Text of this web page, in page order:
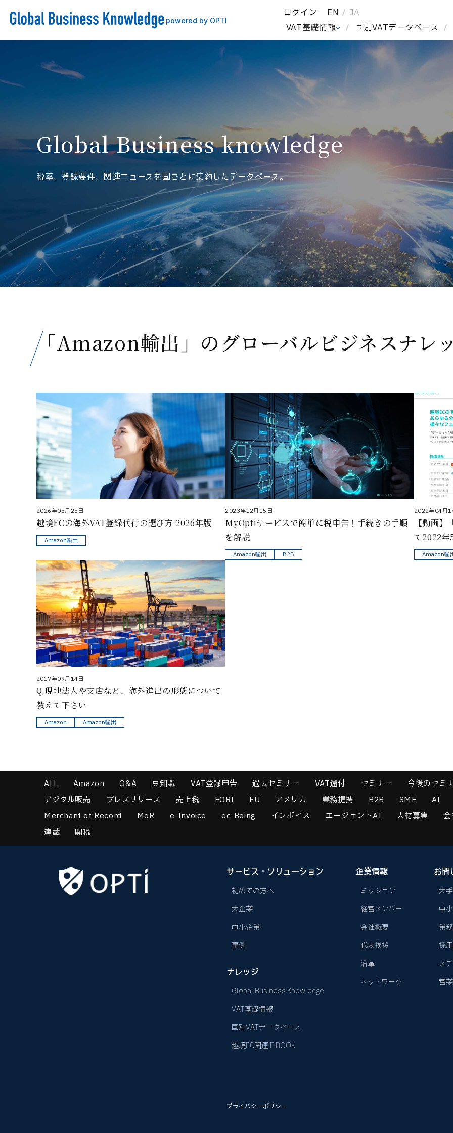
powered by OPTI
VAT基礎情報 国別VATデータベース
ログイン EN JA
Global Business knowledge
税率、登録要件、関連ニュースを国ごとに集約したデータベース。
「Amazon輸出」のグローバルビジネスナレ
2026年05月25日
越境ECの海外VAT登録代行の選び方 2026年版
Amazon輸出
2023年12月15日
MyOptiサービスで簡単に税申告！手続きの手順
を解説
Amazon輸出 B2B
2022年04月
【動画
て2022年
Amazon輸
2017年09月14日
Q,現地法人や支店など、海外進出の形態について
教えて下さい
Amazon Amazon輸出
ALL Amazon Q&A 豆知識 VAT登録申告 過去セミナー VAT還付 セミナー
今後のセミ
デジタル販売
プレスリリース 売上税 EORI EU アメリカ 業務提携 B2B SME
AI
Merchant of Record
MoR e-Invoice ec-Being インボイス エージェントAI 人材募集
連載
関税
サービス・ソリューション
初めての方へ
大企業
中小企業
事例
ナレッジ
Global Business Knowledge
VAT基礎情報
国別VATデータベース
越境EC関連 E BOOK
企業情報
ミッション
経営メンバー
会社概要
代表挨拶
沿革
ネットワーク
お問
大
中
業
採
メ
営
プライバシーポリシー